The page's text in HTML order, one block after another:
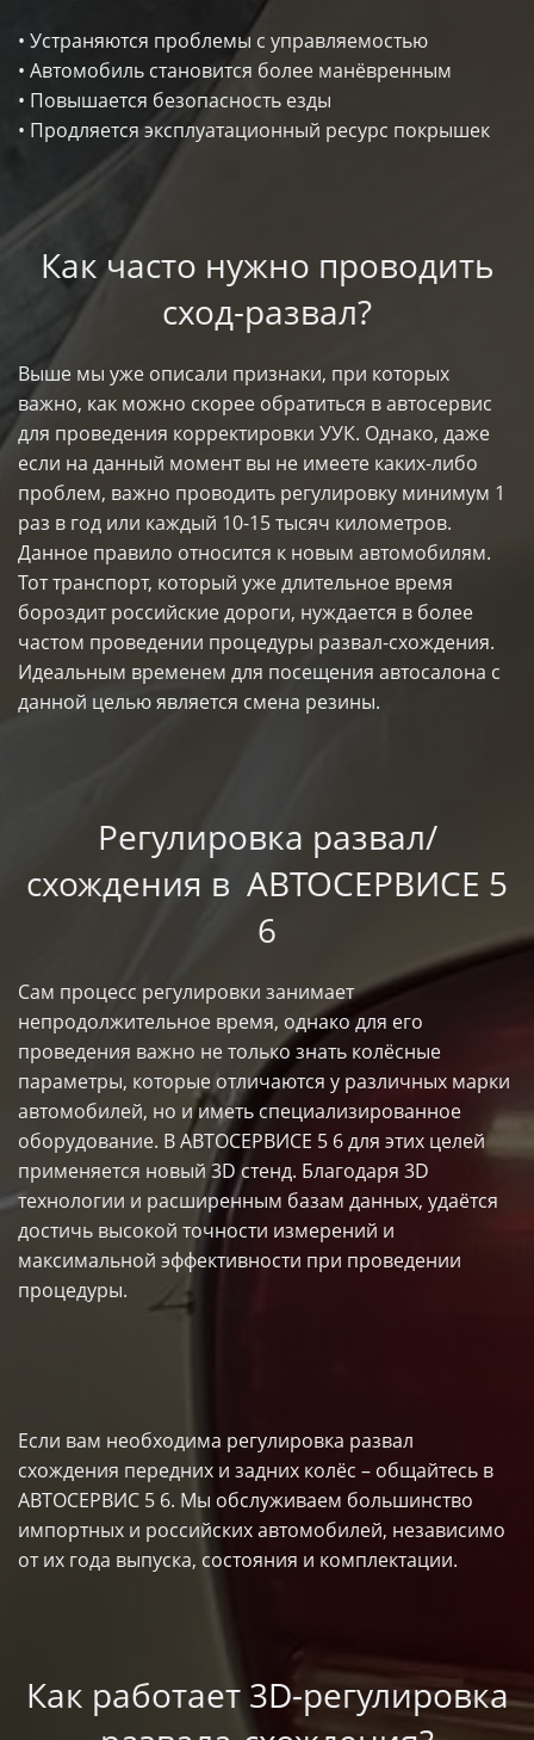
• Устраняются проблемы с управляемостью
• Автомобиль становится более манёвренным
• Повышается безопасность езды
• Продляется эксплуатационный ресурс покрышек
Как часто нужно проводить
сход-развал?
Выше мы уже описали признаки, при которых
важно, как можно скорее обратиться в автосервис
для проведения корректировки УУК. Однако, даже
если на данный момент вы не имеете каких-либо
проблем, важно проводить регулировку минимум 1
раз в год или каждый 10-15 тысяч километров.
Данное правило относится к новым автомобилям.
Тот транспорт, который уже длительное время
бороздит российские дороги, нуждается в более
частом проведении процедуры развал-схождения.
Идеальным временем для посещения автосалона с
данной целью является смена резины.
Регулировка развал/
схождения в АВТОСЕРВИСЕ 5
6
Сам процесс регулировки занимает
непродолжительное время, однако для его
проведения важно не только знать колёсные
параметры, которые отличаются у различных марки
автомобилей, но и иметь специализированное
оборудование. В АВТОСЕРВИСЕ 5 6 для этих целей
применяется новый 3D стенд. Благодаря 3D
технологии и расширенным базам данных, удаётся
достичь высокой точности измерений и
максимальной эффективности при проведении
процедуры.
Если вам необходима регулировка развал
схождения передних и задних колёс – общайтесь в
АВТОСЕРВИС 5 6. Мы обслуживаем большинство
импортных и российских автомобилей, независимо
от их года выпуска, состояния и комплектации.
Как работает 3D-регулировка